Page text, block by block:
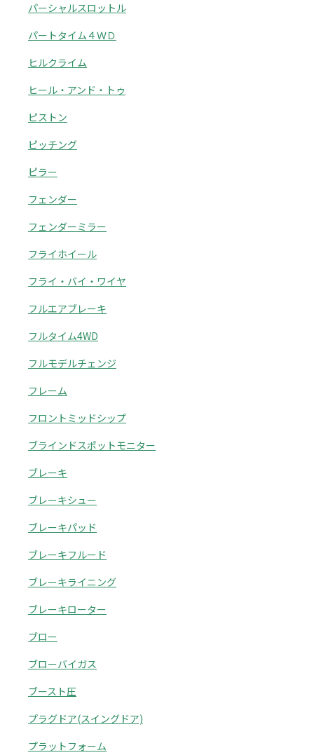
パーシャルスロットル
パートタイム４ＷＤ
ヒルクライム
ヒール・アンド・トゥ
ピストン
ピッチング
ピラー
フェンダー
フェンダーミラー
フライホイール
フライ・バイ・ワイヤ
フルエアブレーキ
フルタイム4WD
フルモデルチェンジ
フレーム
フロントミッドシップ
ブラインドスポットモニター
ブレーキ
ブレーキシュー
ブレーキパッド
ブレーキフルード
ブレーキライニング
ブレーキローター
ブロー
ブローバイガス
ブースト圧
プラグドア(スイングドア)
プラットフォーム